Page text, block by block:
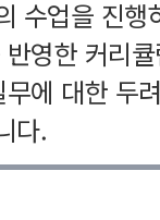
수업을 진
영한 커리
에 대한 두
다.